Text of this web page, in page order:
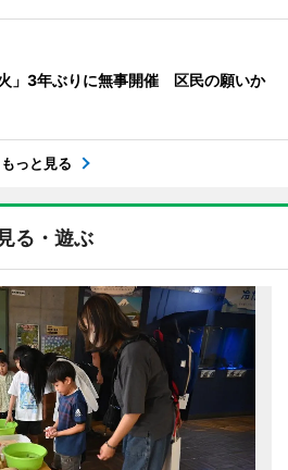
火」3年ぶりに無事開催 区民の願いか
もっと見る
見る・遊ぶ